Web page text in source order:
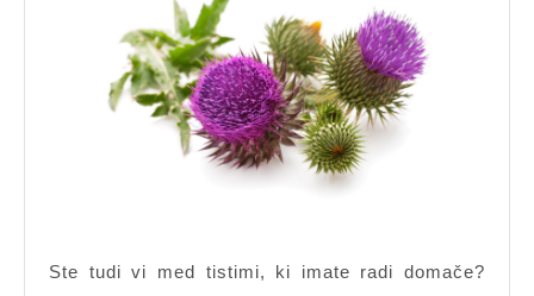
posadil
pegasti
badelj,
ker
razstruplja
telo
Ste tudi vi med tistimi, ki imate radi domače?